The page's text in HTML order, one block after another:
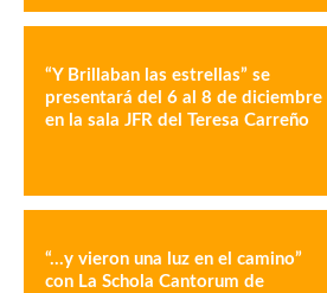
“Y Brillaban las estrellas” se
presentará del 6 al 8 de diciembre
en la sala JFR del Teresa Carreño
“…y vieron una luz en el camino”
con La Schola Cantorum de